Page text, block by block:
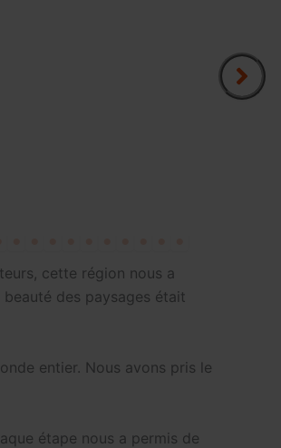
cette région nous a
des paysages était
entier. Nous avons pris le
étape nous a permis de